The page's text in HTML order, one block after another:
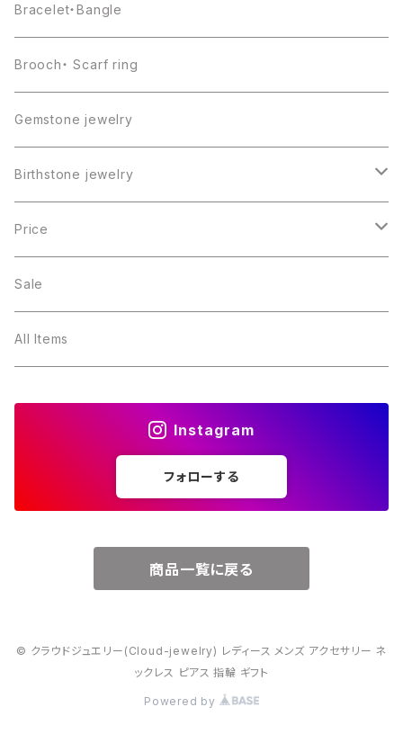
Bracelet・Bangle
Brooch・ Scarf ring
Gemstone jewelry
Birthstone jewelry
１月・ガーネット
２月・アメジスト
３月・アクアマリン
Price
～5000円
～10000円
Sale
All Items
Instagram
フォローする
商品一覧に戻る
© クラウドジュエリー(Cloud-jewelry) レディース メンズ アクセサリー ネ
ックレス ピアス 指輪 ギフト
Powered by